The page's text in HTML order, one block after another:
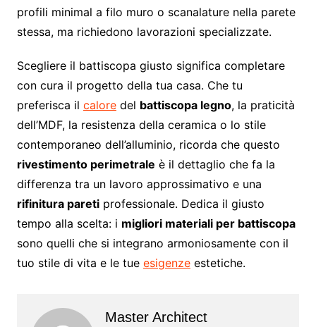
profili minimal a filo muro o scanalature nella parete
stessa, ma richiedono lavorazioni specializzate.
Scegliere il battiscopa giusto significa completare
con cura il progetto della tua casa. Che tu
preferisca il caloredel battiscopa legno, la praticità
dell’MDF, la resistenza della ceramica o lo stile
contemporaneo dell’alluminio, ricorda che questo
rivestimento perimetrale è il dettaglio che fa la
differenza tra un lavoro approssimativo e una
rifinitura paretiprofessionale. Dedica il giusto
tempo alla scelta: i migliori materiali per battiscopa
sono quelli che si integrano armoniosamente con il
tuo stile di vita e le tue esigenzeestetiche.
Master Architect